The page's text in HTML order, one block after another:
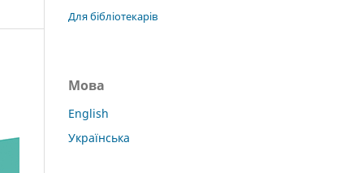
Для бібліотекарів
Мова
English
Українська